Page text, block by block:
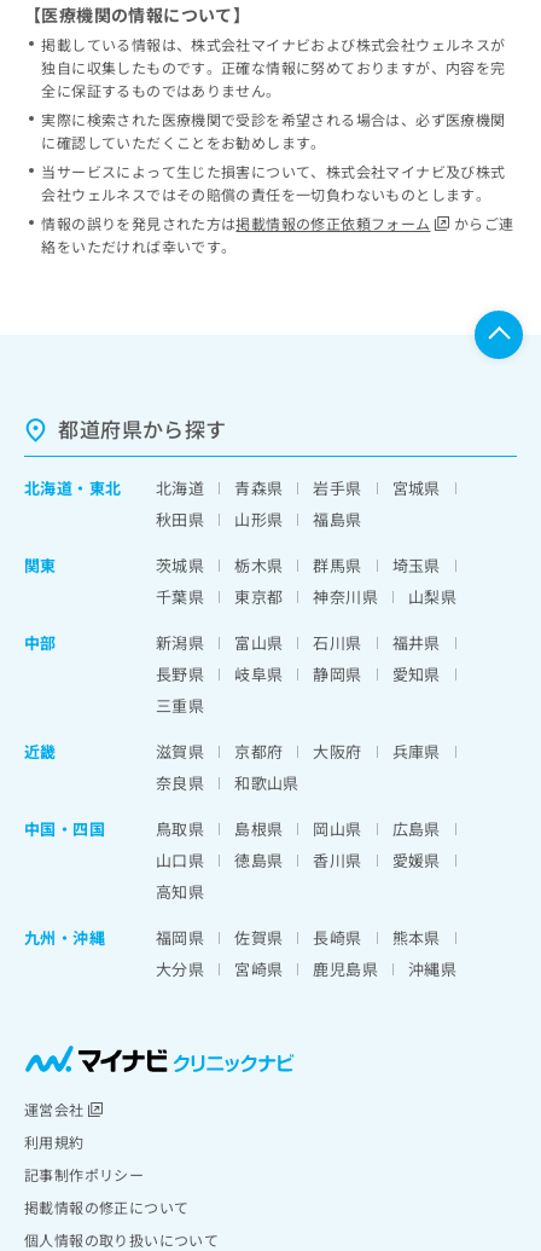
【医療機関の情報について】
掲載している情報は、株式会社マイナビおよび株式会社ウェルネスが
独自に収集したものです。正確な情報に努めておりますが、内容を完
全に保証するものではありません。
実際に検索された医療機関で受診を希望される場合は、必ず医療機関
に確認していただくことをお勧めします。
当サービスによって生じた損害について、株式会社マイナビ及び株式
会社ウェルネスではその賠償の責任を一切負わないものとします。
情報の誤りを発見された方は掲載情報の修正依頼フォーム
からご連
絡をいただければ幸いです。
都道府県から探す
北海道 ・ 東北 北海道 青森県 岩手県
宮城県
秋田県
山形県
福島県
関東
茨城県 栃木県 群馬県
埼玉県
千葉県
東京都 神奈川県
山梨県
中部
新潟県 富山県 石川県
福井県
長野県
岐阜県 静岡県
愛知県
三重県
近畿
滋賀県 京都府 大阪府
兵庫県
奈良県
和歌山県
中国・四国
鳥取県 島根県 岡山県
広島県
山口県
徳島県 香川県
愛媛県
高知県
九州・沖縄
福岡県 佐賀県 長崎県
熊本県
大分県
宮崎県 鹿児島県 沖縄県
運営会社
利用規約
記事制作ポリシー
掲載情報の修正について
個人情報の取り扱いについて